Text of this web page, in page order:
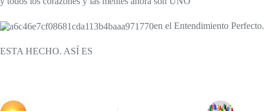
en el Entendimiento Perfecto.
ESTA HECHO. ASÍ ES